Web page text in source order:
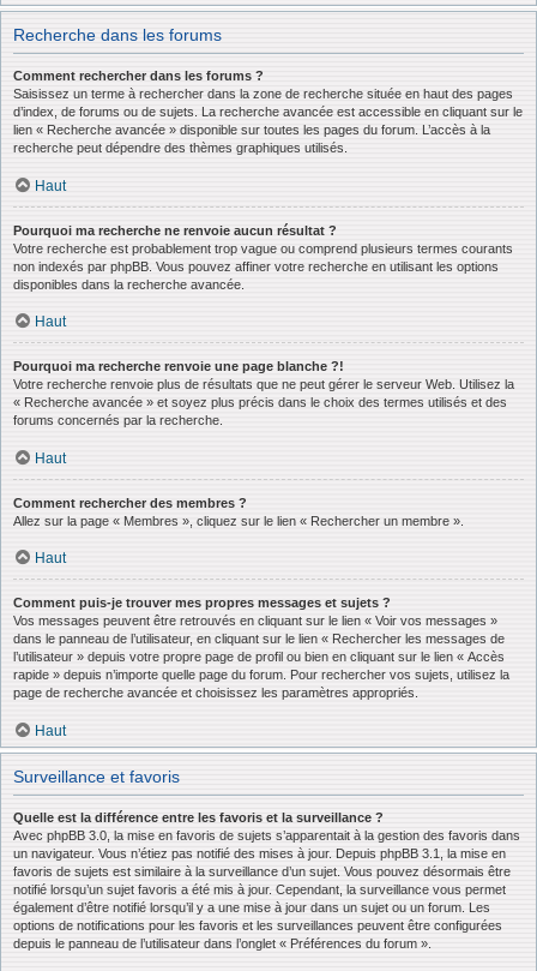
Recherche dans les forums
Comment rechercher dans les forums ?
Saisissez un terme à rechercher dans la zone de recherche située en haut des pages
d’index, de forums ou de sujets. La recherche avancée est accessible en cliquant sur le
lien « Recherche avancée » disponible sur toutes les pages du forum. L’accès à la
recherche peut dépendre des thèmes graphiques utilisés.
Haut
Pourquoi ma recherche ne renvoie aucun résultat ?
Votre recherche est probablement trop vague ou comprend plusieurs termes courants
non indexés par phpBB. Vous pouvez affiner votre recherche en utilisant les options
disponibles dans la recherche avancée.
Haut
Pourquoi ma recherche renvoie une page blanche ?!
Votre recherche renvoie plus de résultats que ne peut gérer le serveur Web. Utilisez la
« Recherche avancée » et soyez plus précis dans le choix des termes utilisés et des
forums concernés par la recherche.
Haut
Comment rechercher des membres ?
Allez sur la page « Membres », cliquez sur le lien « Rechercher un membre ».
Haut
Comment puis-je trouver mes propres messages et sujets ?
Vos messages peuvent être retrouvés en cliquant sur le lien « Voir vos messages »
dans le panneau de l’utilisateur, en cliquant sur le lien « Rechercher les messages de
l’utilisateur » depuis votre propre page de profil ou bien en cliquant sur le lien « Accès
rapide » depuis n’importe quelle page du forum. Pour rechercher vos sujets, utilisez la
page de recherche avancée et choisissez les paramètres appropriés.
Haut
Surveillance et favoris
Quelle est la différence entre les favoris et la surveillance ?
Avec phpBB 3.0, la mise en favoris de sujets s’apparentait à la gestion des favoris dans
un navigateur. Vous n’étiez pas notifié des mises à jour. Depuis phpBB 3.1, la mise en
favoris de sujets est similaire à la surveillance d’un sujet. Vous pouvez désormais être
notifié lorsqu’un sujet favoris a été mis à jour. Cependant, la surveillance vous permet
également d’être notifié lorsqu’il y a une mise à jour dans un sujet ou un forum. Les
options de notifications pour les favoris et les surveillances peuvent être configurées
depuis le panneau de l’utilisateur dans l’onglet « Préférences du forum ».